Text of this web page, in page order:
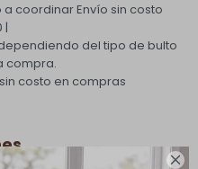

a coordinarEnvío sin costo
|
del tipo de bulto
compra.
costo en compras